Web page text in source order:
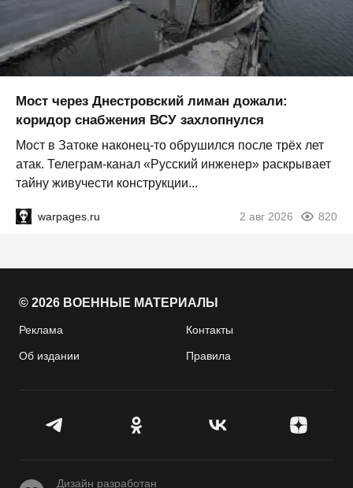
Мост через Днестровский лиман дожали:
коридор снабжения ВСУ захлопнулся
Мост в Затоке наконец-то обрушился после трёх лет
атак. Телеграм-канал «Русский инженер» раскрывает
тайну живучести конструкции...
warpages.ru 2 авг 2026 820
© 2026 ВОЕННЫЕ МАТЕРИАЛЫ
Реклама Контакты
Об издании Правила